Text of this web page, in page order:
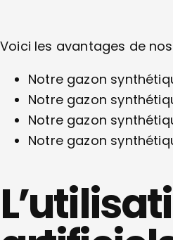
Voici les avantages de
Notre gazon
Notre gazon
Notre gazon
Notre gazon